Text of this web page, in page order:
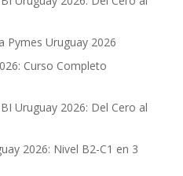
Pymes Uruguay 2026
Curso Completo
Uruguay 2026: Del Cero al
2026: Nivel B2-C1 en 3